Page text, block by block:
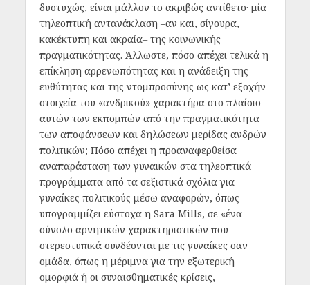
δυστυχώς, είναι μάλλον το ακριβώς αντίθετο· μία
τηλεοπτική αντανάκλαση –αν και, σίγουρα,
κακέκτυπη και ακραία– της κοινωνικής
πραγματικότητας. Άλλωστε, πόσο απέχει τελικά η
επίκληση αρρενωπότητας και η ανάδειξη της
ευθύτητας και της ντομπροσύνης ως κατ’ εξοχήν
στοιχεία του «ανδρικού» χαρακτήρα στο πλαίσιο
αυτών των εκπομπών από την πραγματικότητα
των αποφάνσεων και δηλώσεων μερίδας ανδρών
πολιτικών; Πόσο απέχει η προαναφερθείσα
αναπαράσταση των γυναικών στα τηλεοπτικά
προγράμματα από τα σεξιστικά σχόλια για
γυναίκες πολιτικούς μέσω αναφορών, όπως
υπογραμμίζει εύστοχα η Sara Mills, σε «ένα
σύνολο αρνητικών χαρακτηριστικών που
στερεοτυπικά συνδέονται με τις γυναίκες σαν
ομάδα, όπως η μέριμνα για την εξωτερική
ομορφιά ή οι συναισθηματικές κρίσεις,